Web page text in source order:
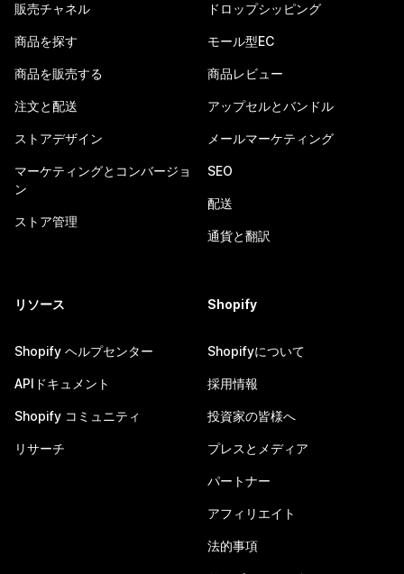
販売チャネル
商品を探す
商品を販売する
注文と配送
ストアデザイン
マーケティングとコンバージョ
ン
ストア管理
ドロップシッピング
モール型EC
商品レビュー
アップセルとバンドル
メールマーケティング
SEO
配送
通貨と翻訳
リソース
Shopify ヘルプセンター
APIドキュメント
Shopify コミュニティ
リサーチ
Shopify
Shopifyについて
採用情報
投資家の皆様へ
プレスとメディア
パートナー
アフィリエイト
法的事項